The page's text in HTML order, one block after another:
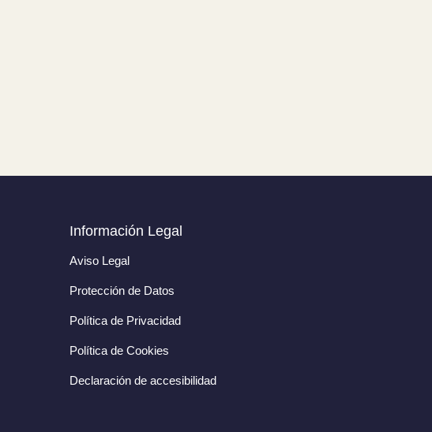
Información Legal
Aviso Legal
Protección de Datos
Política de Privacidad
Política de Cookies
Declaración de accesibilidad